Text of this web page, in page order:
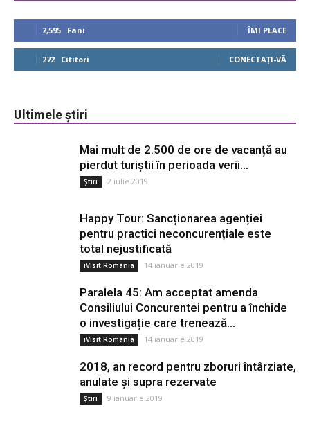
2,595 Fani ÎMI PLACE
272 Cititori CONECTAȚI-VĂ
Ultimele știri
Mai mult de 2.500 de ore de vacanță au
pierdut turiștii în perioada verii...
Știri 2 iulie 2019
Happy Tour: Sancționarea agenției
pentru practici neconcurențiale este
total nejustificată
iVisit România 14 ianuarie 2019
Paralela 45: Am acceptat amenda
Consiliului Concurentei pentru a închide
o investigație care trenează...
iVisit România 14 ianuarie 2019
2018, an record pentru zboruri întârziate,
anulate și supra rezervate
Știri 9 ianuarie 2019